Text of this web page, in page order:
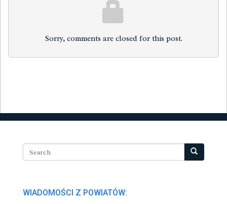
Sorry, comments are closed for this post.
WIADOMOŚCI Z POWIATÓW: